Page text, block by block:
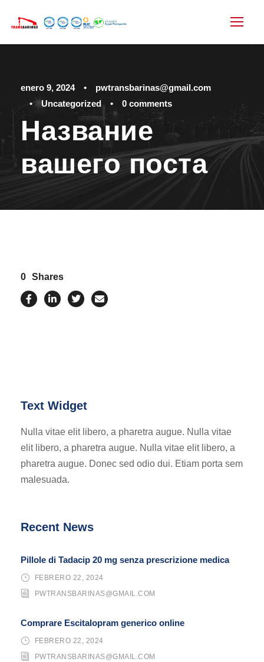
enero 9, 2024 •
pwtransbarinas@gmail.com
•
Uncategorized • 0 comments
Название
вашего поста
0 Shares
Text Widget
Nulla vitae elit libero, a pharetra augue. Nulla vitae
elit libero, a pharetra augue. Nulla vitae elit libero, a
pharetra augue. Donec sed odio dui. Etiam porta sem
malesuada.
Recent News
Pillole di Tadacip 20 mg senza prescrizione medica
FEBRERO 22, 2024
PWTRANSBARINAS@GMAIL.COM
Comprare Escitalopram generico online
FEBRERO 22, 2024
PWTRANSBARINAS@GMAIL.COM